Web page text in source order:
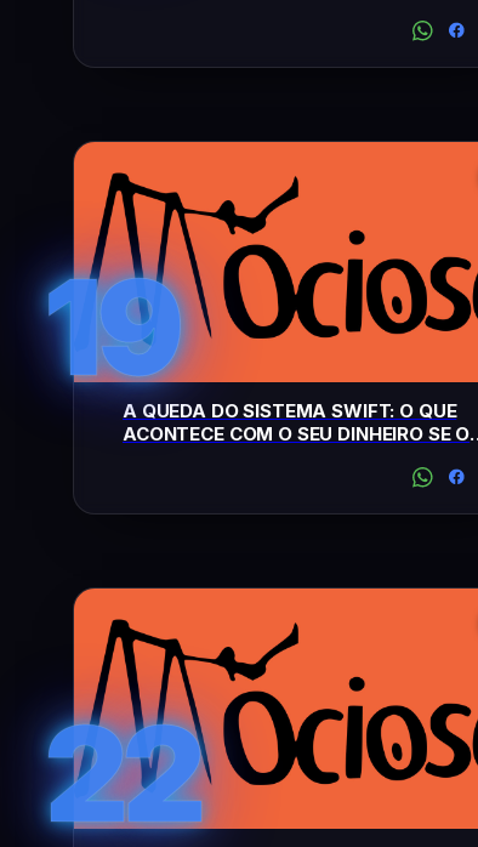
19
A QUEDA DO SISTEMA SWIFT: O QUE
ACONTECE COM O SEU DINHEIRO SE O
22